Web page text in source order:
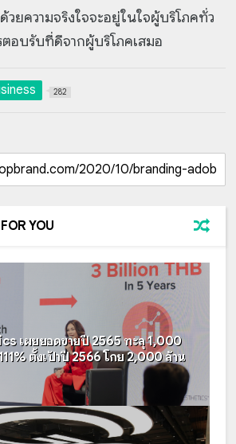
ยความจริงใจจะอยู่ในใจผู้บริโภคทั่ว
ตอบรับที่ดีจากผู้บริโภคเสมอ
282
YOU
เผยยอดขายปี 2565 ทะลุ 1,000
ตั้งเป้าปี 2566 โกย 2,000 ล้าน